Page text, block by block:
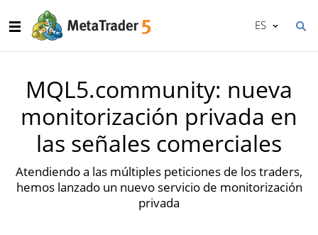
ES
MQL5.community: nueva
monitorización privada en
las señales comerciales
Atendiendo a las múltiples peticiones de los traders,
hemos lanzado un nuevo servicio de monitorización
privada